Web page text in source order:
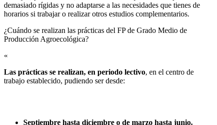
demasiado rígidas y no adaptarse a las necesidades que tienes de
horarios si trabajar o realizar otros estudios complementarios.
¿Cuándo se realizan las prácticas del FP de Grado Medio de
Producción Agroecológica?​
«
Las prácticas se realizan, en periodo lectivo, en el centro de
trabajo establecido, pudiendo ser desde:
Septiembre hasta diciembre o de marzo hasta junio.